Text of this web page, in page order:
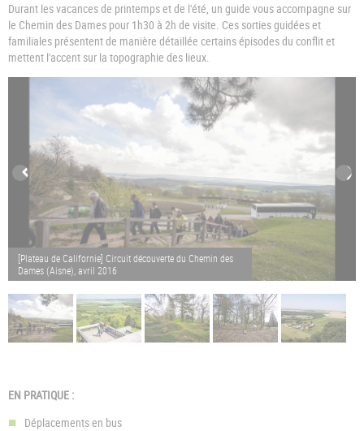
Durant les vacances de printemps et de l'été, un guide vous accompagne sur
le Chemin des Dames pour 1h30 à 2h de visite. Ces sorties guidées et
familiales présentent de manière détaillée certains épisodes du conflit et
mettent l'accent sur la topographie des lieux.
[Plateau de Californie] Circuit découverte du Chemin des
Dames (Aisne), avril 2016
EN PRATIQUE :
Déplacements en bus